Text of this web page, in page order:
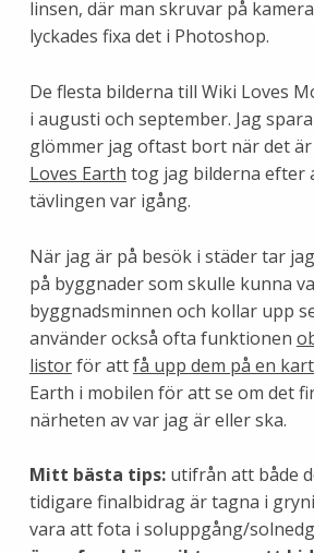
linsen, där man skruvar på
lyckades fixa det i Photoshop.
De flesta bilderna till Wiki Loves
i augusti och september. Jag
glömmer jag oftast bort när det är
Loves Earth tog jag bilderna efter
tävlingen var igång.
När jag är på besök i städer tar
på byggnader som skulle kunna
byggnadsminnen och kollar upp
använder också ofta funktionen
listorför attfå upp dem på en
Earth i mobilen för att se om det
närheten av var jag är eller ska.
Mitt bästa tips: utifrån att både
tidigare finalbidrag är tagna i
vara att fota i soluppgång/